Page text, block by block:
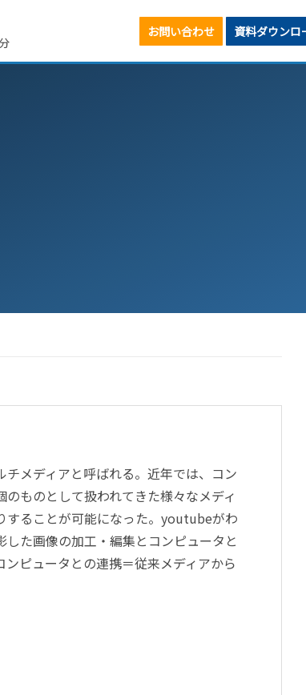
お問い合わせ 資料ダウンロ
メディアと呼ばれる。近年では、コン
ものとして扱われてきた様々なメディ
することが可能になった。youtubeがわ
た画像の加工・編集とコンピュータと
ピュータとの連携＝従来メディアから